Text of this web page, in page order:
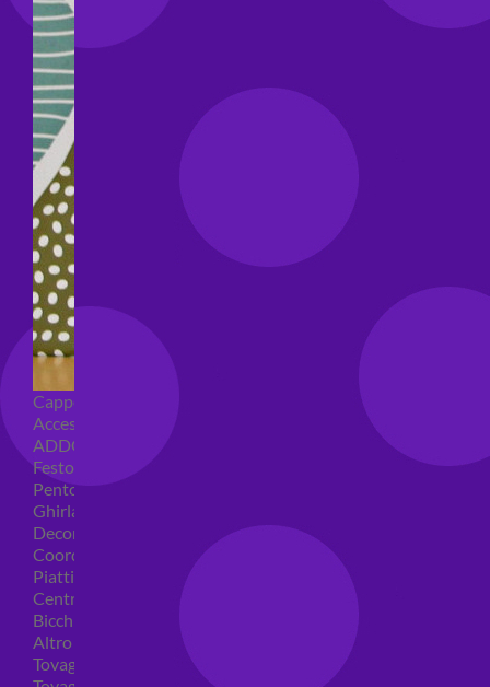
Cappellini per feste
Accessori per feste
ADDOBBI COMPLEANNO
Festoni compleanno
Pentolacce
Ghirlande decorative
Decorazioni tavola
Coordinati tavola per feste
Piatti compleanno
Centrotavola
Bicchieri feste
Altro
Tovaglioli